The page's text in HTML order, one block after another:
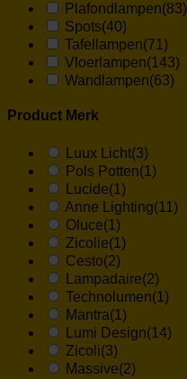
Plafondlampen(83)
Spots(40)
Tafellampen(71)
Vloerlampen(143)
Wandlampen(63)
Product Merk
Luux Licht(3)
Pols Potten(1)
Lucide(1)
Anne Lighting(11)
Oluce(1)
Zicolie(1)
Cesto(2)
Lampadaire(2)
Technolumen(1)
Mantra(1)
Lumi Design(14)
Zicoli(3)
Massive(2)